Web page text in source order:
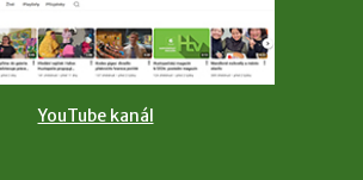
YouTube kanál